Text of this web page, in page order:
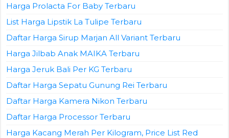
Harga Prolacta For Baby Terbaru
List Harga Lipstik La Tulipe Terbaru
Daftar Harga Sirup Marjan All Variant Terbaru
Harga Jilbab Anak MAIKA Terbaru
Harga Jeruk Bali Per KG Terbaru
Daftar Harga Sepatu Gunung Rei Terbaru
Daftar Harga Kamera Nikon Terbaru
Daftar Harga Processor Terbaru
Harga Kacang Merah Per Kilogram, Price List Red